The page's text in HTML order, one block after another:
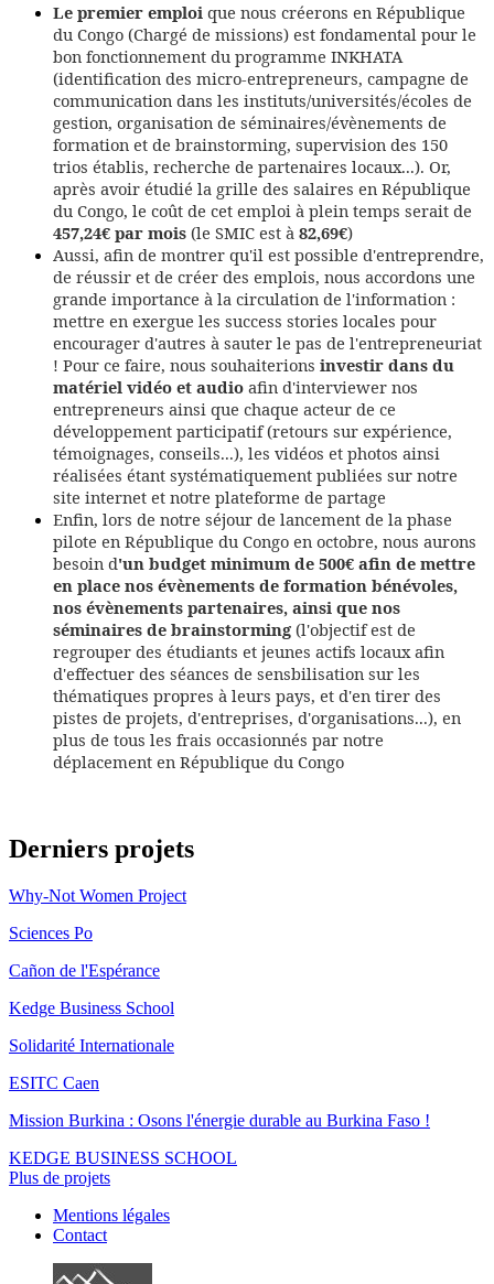
Le premier emploi que nous créerons en République
du Congo (Chargé de missions) est fondamental pour le
bon fonctionnement du programme INKHATA
(identification des micro-entrepreneurs, campagne de
communication dans les instituts/universités/écoles de
gestion, organisation de séminaires/évènements de
formation et de brainstorming, supervision des 150
trios établis, recherche de partenaires locaux...). Or,
après avoir étudié la grille des salaires en République
du Congo, le coût de cet emploi à plein temps serait de
457,24€ par mois (le SMIC est à 82,69€)
Aussi, afin de montrer qu'il est possible d'entreprendre,
de réussir et de créer des emplois, nous accordons une
grande importance à la circulation de l'information :
mettre en exergue les success stories locales pour
encourager d'autres à sauter le pas de l'entrepreneuriat
! Pour ce faire, nous souhaiterions investir dans du
matériel vidéo et audio afin d'interviewer nos
entrepreneurs ainsi que chaque acteur de ce
développement participatif (retours sur expérience,
témoignages, conseils...), les vidéos et photos ainsi
réalisées étant systématiquement publiées sur notre
site internet et notre plateforme de partage
Enfin, lors de notre séjour de lancement de la phase
pilote en République du Congo en octobre, nous aurons
besoin d'un budget minimum de 500€ afin de mettre
en place nos évènements de formation bénévoles,
nos évènements partenaires, ainsi que nos
séminaires de brainstorming (l'objectif est de
regrouper des étudiants et jeunes actifs locaux afin
d'effectuer des séances de sensbilisation sur les
thématiques propres à leurs pays, et d'en tirer des
pistes de projets, d'entreprises, d'organisations...), en
plus de tous les frais occasionnés par notre
déplacement en République du Congo
Derniers projets
Why-Not Women Project
Sciences Po
Cañon de l'Espérance
Kedge Business School
Solidarité Internationale
ESITC Caen
Mission Burkina : Osons l'énergie durable au Burkina Faso !
KEDGE BUSINESS SCHOOL
Plus de projets
Mentions légales
Contact